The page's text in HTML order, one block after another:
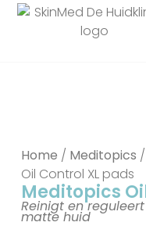
Home / Meditopics /
Oil Control XL pads
Meditopics
Reinigt en
matte huid